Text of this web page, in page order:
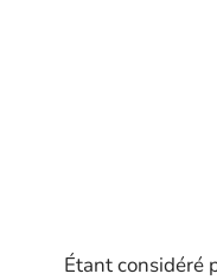
Étant considéré